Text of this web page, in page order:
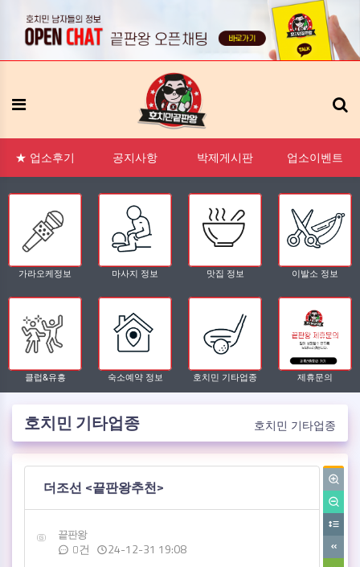
메뉴
★ 업소후기 공지사항 박제게시판 업소이벤트
가라오케정보 마사지 정보 맛집 정보 이발소 정보
클럽&유흥 숙소예약 정보 호치민 기타업종 제휴문의
호치민 기타업종 호치민 기타업종
더조선 <끝판왕추천>
작성자
끝판왕
댓글
0건
작성일
24-12-31 19:08
문의 태그모음 신고모음